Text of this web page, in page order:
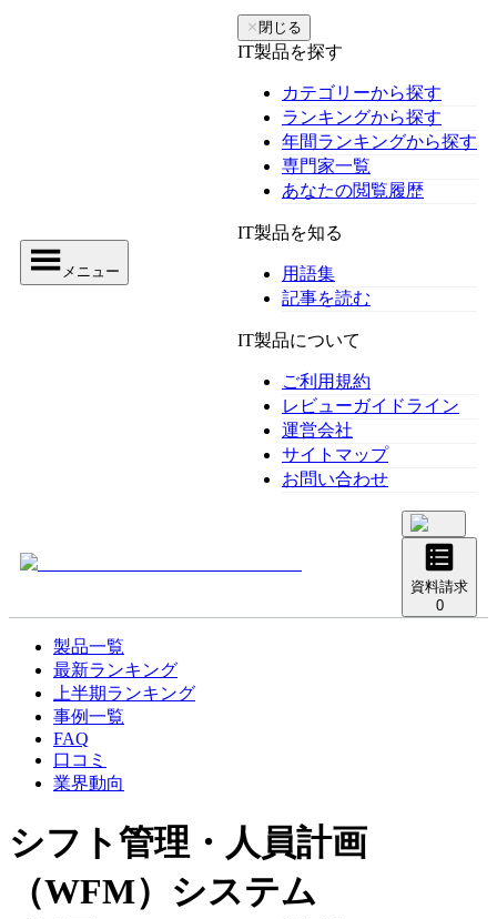
メニュー
✕ 閉じる
IT製品を探す
カテゴリーから探す
ランキングから探す
年間ランキングから探す
専門家一覧
あなたの閲覧履歴
IT製品を知る
用語集
記事を読む
IT製品について
ご利用規約
レビューガイドライン
運営会社
サイトマップ
お問い合わせ
資料請求
0
製品一覧
最新ランキング
上半期ランキング
事例一覧
FAQ
口コミ
業界動向
シフト管理・人員計画
（WFM）システム